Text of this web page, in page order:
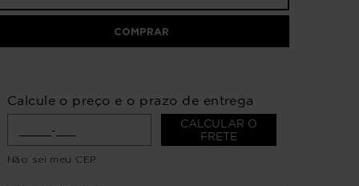
COMPRAR
Calcule o preço e o prazo de entrega
CALCULAR O
FRETE
Não sei meu CEP